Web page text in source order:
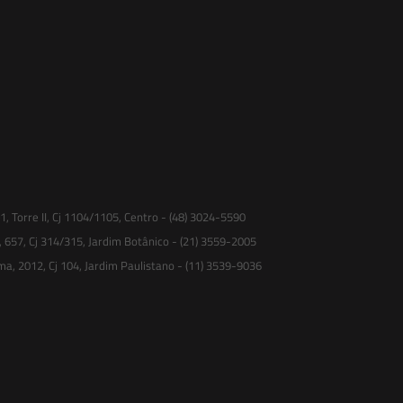
Torre II, Cj 1104/1105, Centro - (48) 3024-5590
657, Cj 314/315, Jardim Botânico - (21) 3559-2005
2012, Cj 104, Jardim Paulistano - (11) 3539-9036